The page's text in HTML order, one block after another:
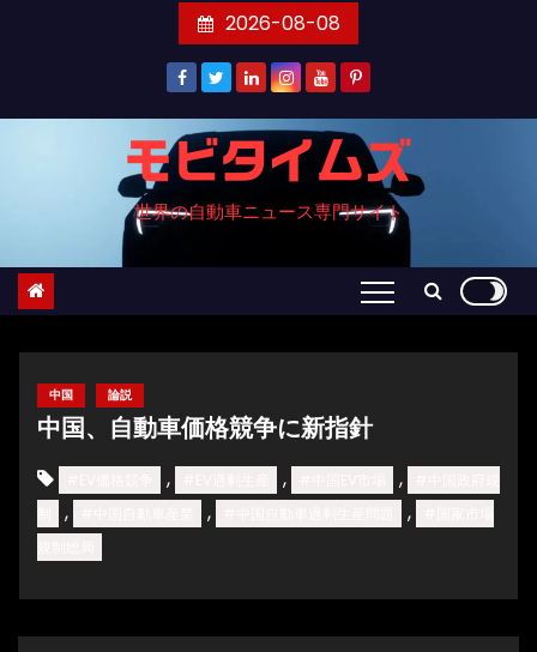
ン
プ
2026-08-08
モビタイムズ
世界の自動車ニュース専門サイト
中国 論説
中国、自動車価格競争に新指針
, , ,
, , ,